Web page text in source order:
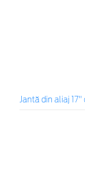
Jantă din aliaj